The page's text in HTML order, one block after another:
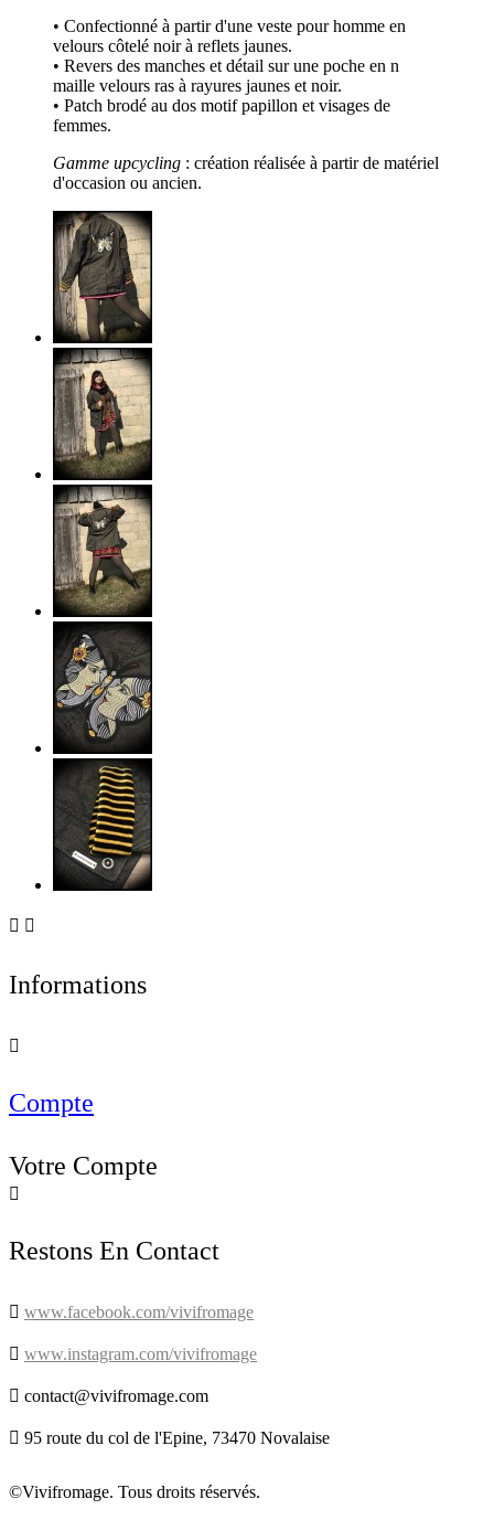
• Confectionné à partir d'une veste pour homme en
velours côtelé noir à reflets jaunes.
• Revers des manches et détail sur une poche en n
maille velours ras à rayures jaunes et noir.
• Patch brodé au dos motif papillon et visages de
femmes.
Gamme upcycling : création réalisée à partir de matériel
d'occasion ou ancien.
 
Informations

Compte
Votre Compte

Restons En Contact
 www.facebook.com/vivifromage
 www.instagram.com/vivifromage
 contact@vivifromage.com
 95 route du col de l'Epine, 73470 Novalaise
©Vivifromage. Tous droits réservés.